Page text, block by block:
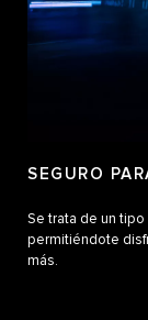
SEGURO
Se trata de un
permitiéndote
más.​